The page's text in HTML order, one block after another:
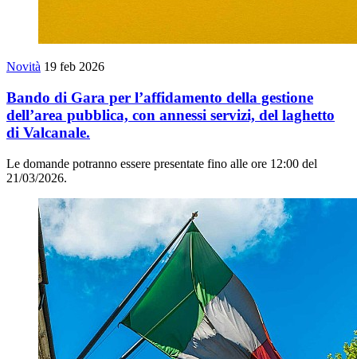
Novità 19 feb 2026
Bando di Gara per l’affidamento della gestione
dell’area pubblica, con annessi servizi, del laghetto
di Valcanale.
Le domande potranno essere presentate fino alle ore 12:00 del
21/03/2026.